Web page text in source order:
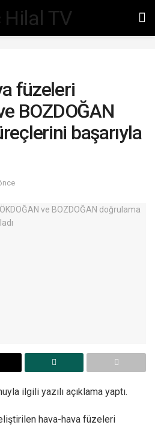
füzeleri
BOZDOĞAN
başarıyla
ilgili yazılı açıklama yaptı.
hava-hava füzeleri